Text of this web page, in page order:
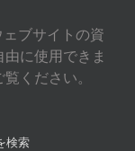
ブサイトの資
に使用できま
覧ください。
検索